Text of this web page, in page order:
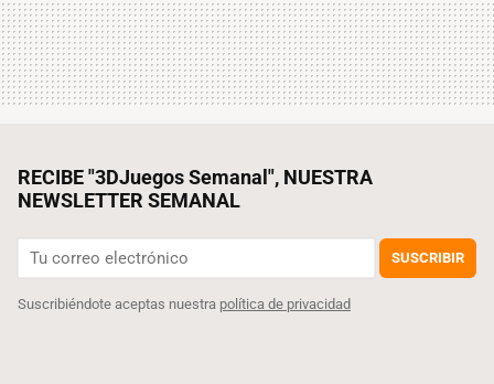
RECIBE "3DJuegos Semanal", NUESTRA
NEWSLETTER SEMANAL
SUSCRIBIR
Suscribiéndote aceptas nuestra política de privacidad